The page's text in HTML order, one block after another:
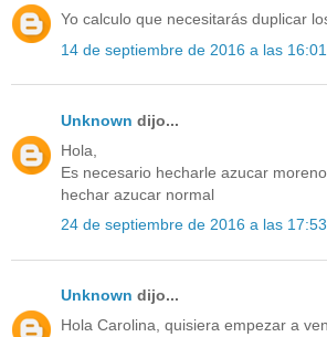
Yo calculo que necesitarás duplicar
14 de septiembre de 2016 a las 16:01
Unknown dijo...
Hola,
Es necesario hecharle azucar
hechar azucar normal
24 de septiembre de 2016 a las 17:53
Unknown dijo...
Hola Carolina, quisiera empezar a